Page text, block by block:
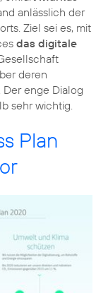
anlässlich der
Ziel sei es, mit
das digitale
deren
enge Dialog
sehr wichtig.
Plan